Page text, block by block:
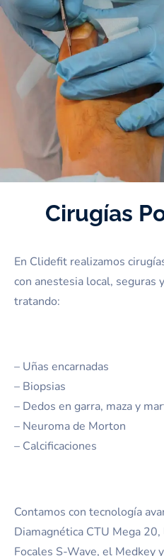
Cirugías
En Clidefit realizamos
con anestesia local, seguras
tratando:
– Uñas encarnadas
– Biopsias
– Dedos en garra, maza y
– Neuroma de Morton
– Calcificaciones
Contamos con tecnología
Diamagnética CTU Mega
Focales S-Wave, el Medkey